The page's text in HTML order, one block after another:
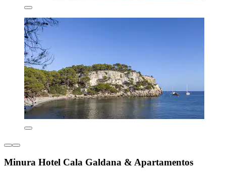
Minura Hotel Cala Galdana & Apartamentos